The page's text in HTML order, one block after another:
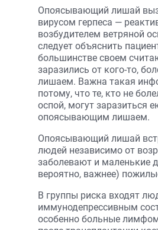
Опоясывающий лишай
вирусом герпеса —
возбудителем ветряной
следует объяснить
большинстве своем
заразились от кого-то,
лишаем. Важна такая
потому, что те, кто не
оспой, могут заразиться
опоясывающим лишаем.
Опоясывающий лишай
людей независимо от
заболевают и маленькие
вероятно, важнее)
В группы риска входят
иммунодепрессивным
особенно больные